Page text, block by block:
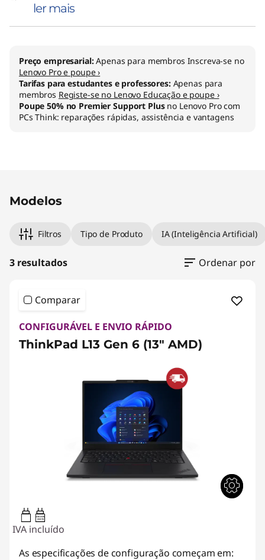
ler mais
Preço empresarial:Apenas para membros Inscreva-se no
Lenovo Pro e poupe ›
Tarifas para estudantes e professores: Apenas para
membros Registe-se no Lenovo Educação e poupe ›
Poupe 50% no Premier Support Plusno Lenovo Pro com
PCs Think: reparações rápidas, assistência e vantagens
Modelos
Filtros Tipo de Produto IA (Inteligência Artificial)
3 resultados Ordenar por
Comparar
CONFIGURÁVEL E ENVIO RÁPIDO
ThinkPad L13 Gen 6 (13" AMD)
65W-65W
USB PD
IVA incluído
As especificações de configuração começam em: